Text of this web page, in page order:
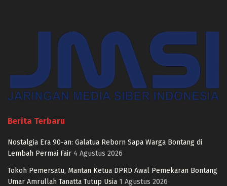
Berita Terbaru
Nostalgia Era 90-an: Galatua Reborn Sapa Warga Bontang di
Lembah Permai Fair 4 Agustus 2026
Tokoh Pemersatu, Mantan Ketua DPRD Awal Pemekaran Bontang
Umar Amrullah Tanatta Tutup Usia 1 Agustus 2026